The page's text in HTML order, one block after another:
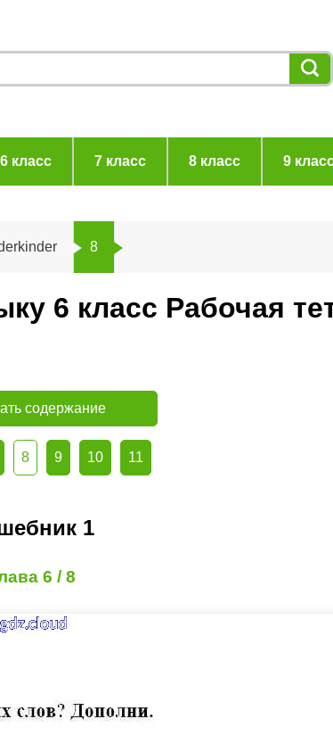
6 класс 7 класс 8 класс 9
8
6 класс Рабочая
содержание
8 9 10 11
1
6 / 8